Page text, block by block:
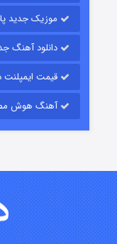
موزیک جدید
دانلود آهنگ
قیمت ایمپلنت
آهنگ هوش